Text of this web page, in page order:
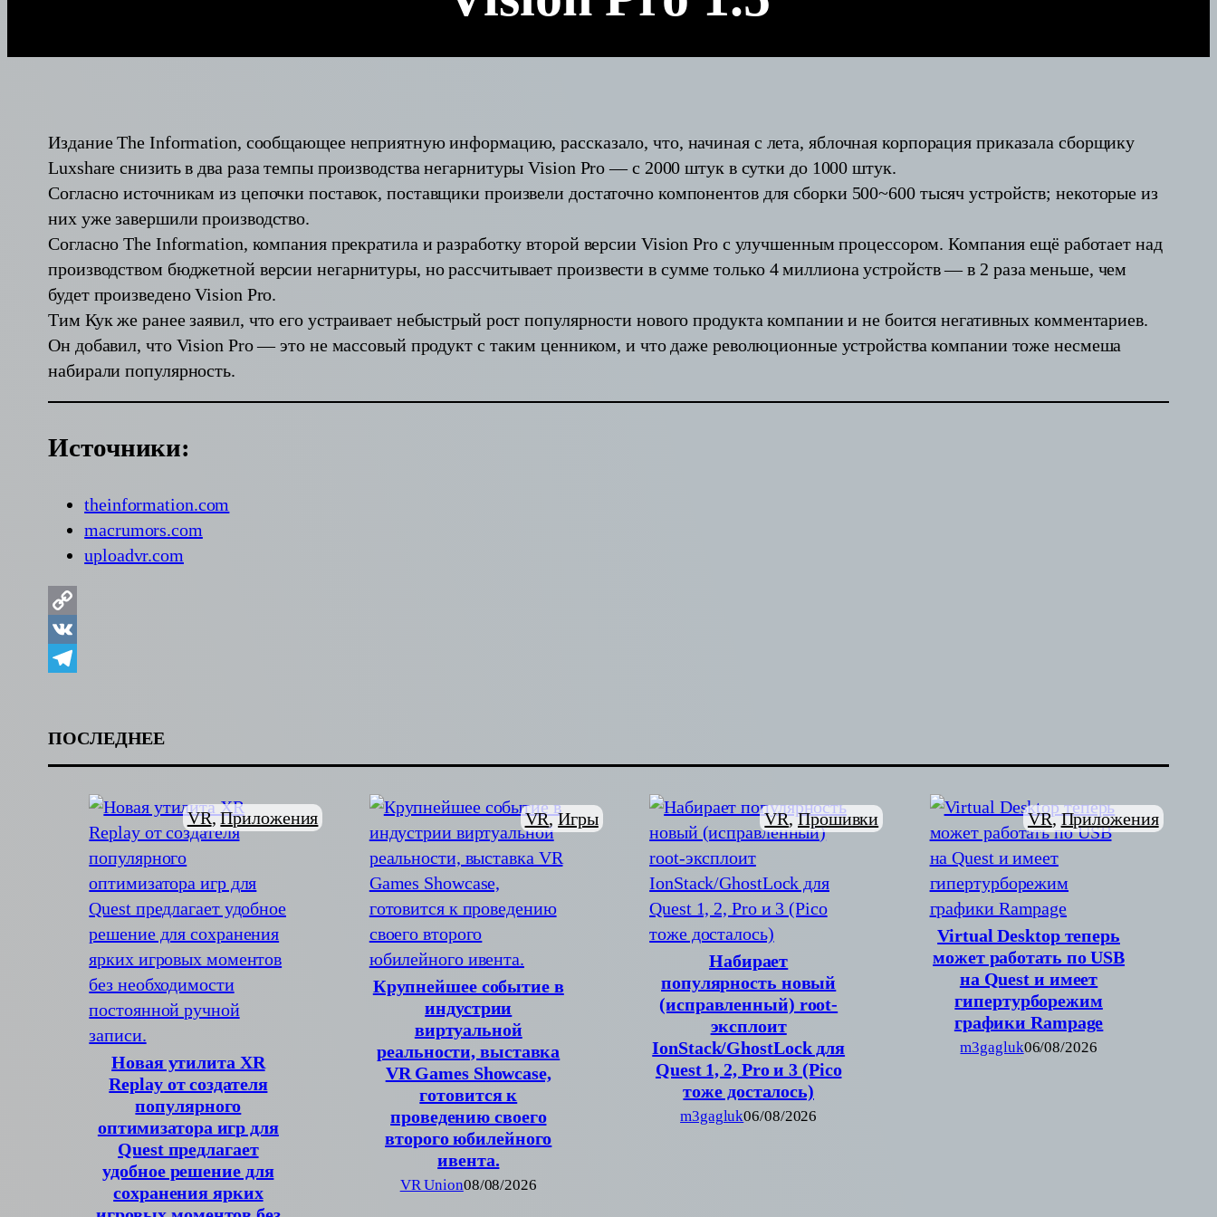
Издание The Information, сообщающее неприятную информацию, рассказало, что, начиная с лета, яблочная корпорация приказала сборщику
Luxshare снизить в два раза темпы производства негарнитуры Vision Pro — с 2000 штук в сутки до 1000 штук.
Согласно источникам из цепочки поставок, поставщики произвели достаточно компонентов для сборки 500~600 тысяч устройств; некоторые из
них уже завершили производство.
Согласно The Information, компания прекратила и разработку второй версии Vision Pro с улучшенным процессором. Компания ещё работает над
производством бюджетной версии негарнитуры, но рассчитывает произвести в сумме только 4 миллиона устройств — в 2 раза меньше, чем
будет произведено Vision Pro.
Тим Кук же ранее заявил, что его устраивает небыстрый рост популярности нового продукта компании и не боится негативных комментариев.
Он добавил, что Vision Pro — это не массовый продукт с таким ценником, и что даже революционные устройства компании тоже несмеша
набирали популярность.
Источники:
theinformation.com
macrumors.com
uploadvr.com
Copy
Link
VK
ПОСЛЕДНЕЕ
Новая утилита XR
Replay от создателя
популярного
оптимизатора игр для
Quest предлагает
удобное решение для
сохранения ярких
VR, Приложения
Крупнейшее событие в
индустрии
виртуальной
реальности, выставка
VR Games Showcase,
готовится к
проведению своего
второго юбилейного
ивента.
VR, Игры
VR Union08/08/2026
Набирает
популярность новый
(исправленный) root-
эксплоит
IonStack/GhostLock для
Quest 1, 2, Pro и 3 (Pico
тоже досталось)
VR, Прошивки
m3gagluk06/08/2026
Virtual Desktop теперь
может работать по USB
на Quest и имеет
гипертурборежим
графики Rampage
VR, Приложения
m3gagluk06/08/2026